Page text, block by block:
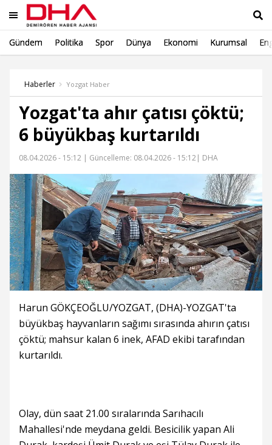
Gündem Politika Spor Dünya Ekonomi Kurumsal
Haberler Yozgat Haber
Yozgat'ta ahır çatısı çöktü;
6 büyükbaş kurtarıldı
08.04.2026 - 15:12 | Güncelleme: 08.04.2026 - 15:12| DHA
Harun GÖKÇEOĞLU/YOZGAT, (DHA)-YOZGAT'ta
büyükbaş hayvanların sağımı sırasında ahırın çatısı
çöktü; mahsur kalan 6 inek, AFAD ekibi tarafından
kurtarıldı.
Olay, dün saat 21.00 sıralarında Sarıhacılı
Mahallesi'nde meydana geldi. Besicilik yapan Ali